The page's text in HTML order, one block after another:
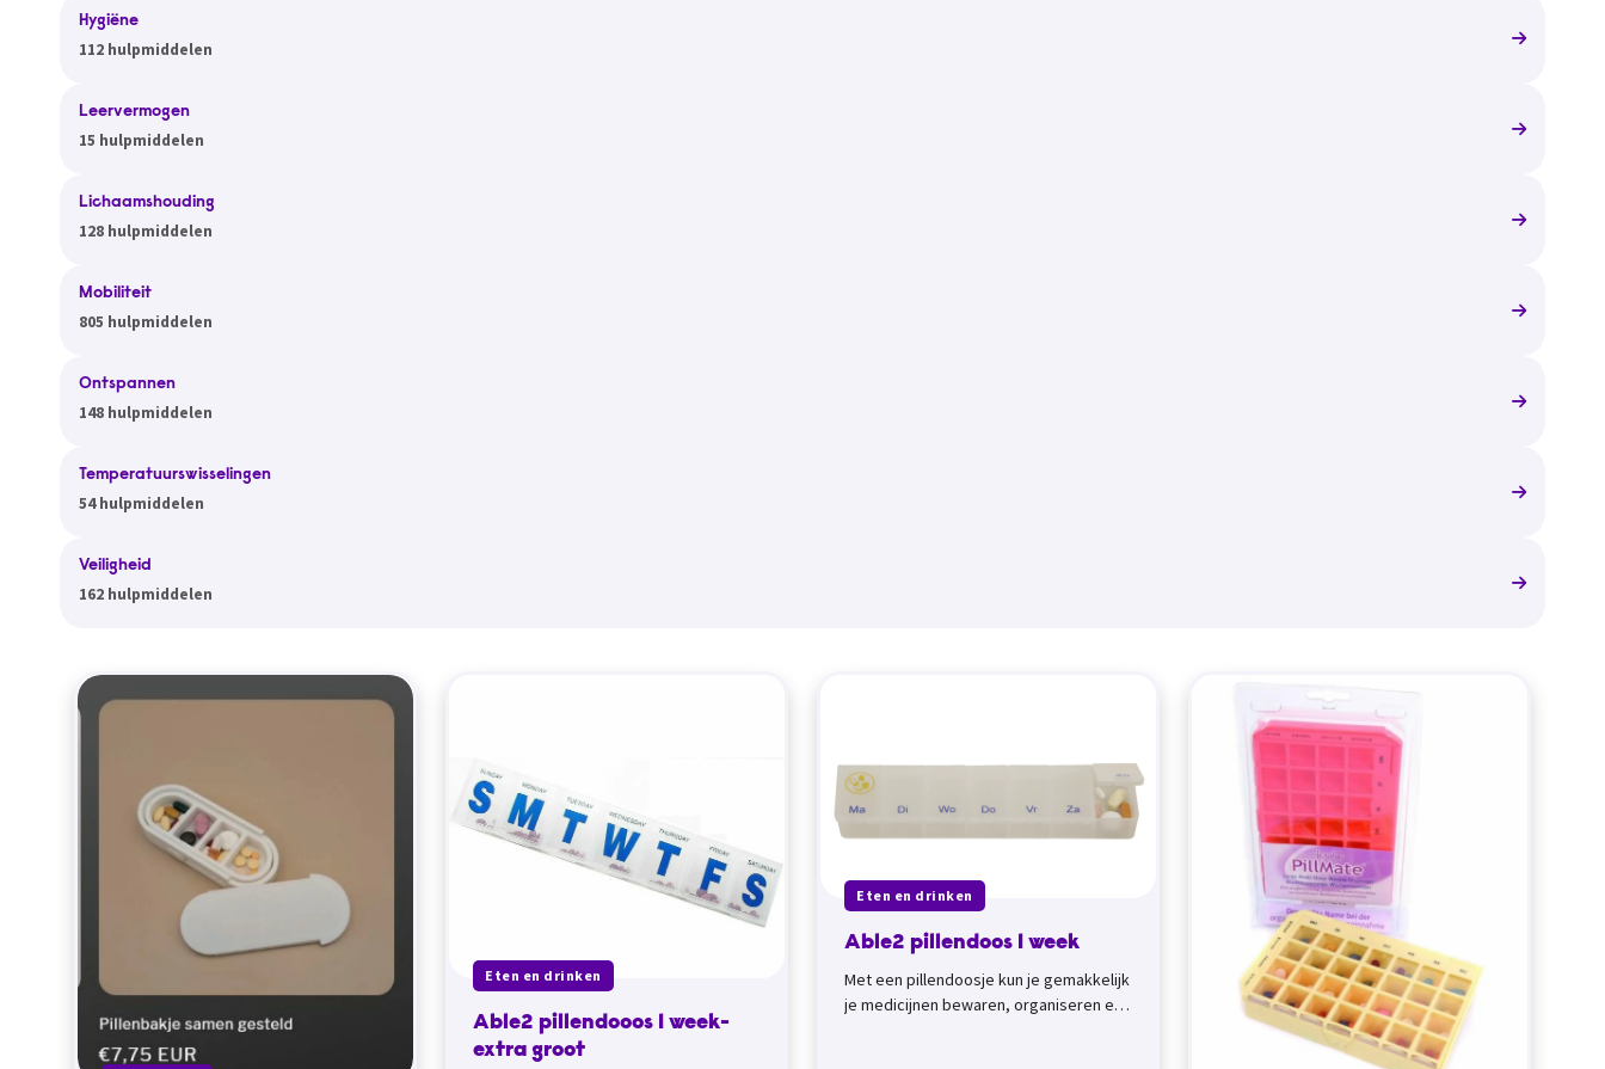
Hygiëne
112 hulpmiddelen
Leervermogen
15 hulpmiddelen
Lichaamshouding
128 hulpmiddelen
Mobiliteit
805 hulpmiddelen
Ontspannen
148 hulpmiddelen
Temperatuurswisselingen
54 hulpmiddelen
Veiligheid
162 hulpmiddelen
Eten en drinken
Able2 pillendooos 1 week-
extra groot
Eten en drinken
Able2 pillendoos 1 week
Met een pillendoosje kun je gemakkelijk
je medicijnen bewaren, organiseren en